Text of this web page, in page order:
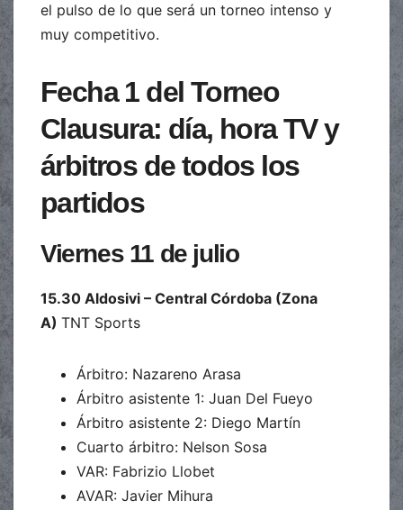
el pulso de lo que será un torneo intenso y
muy competitivo.
Fecha 1 del Torneo
Clausura: día, hora TV y
árbitros de todos los
partidos
Viernes 11 de julio
15.30 Aldosivi – Central Córdoba (Zona
A) TNT Sports
Árbitro: Nazareno Arasa
Árbitro asistente 1: Juan Del Fueyo
Árbitro asistente 2: Diego Martín
Cuarto árbitro: Nelson Sosa
VAR: Fabrizio Llobet
AVAR: Javier Mihura